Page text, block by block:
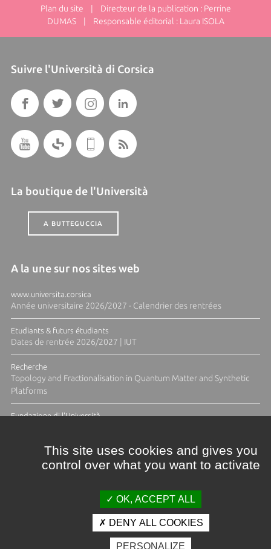
Plan du site | Directeur de la publication : Perrine
DUMAS | Responsable éditorial : Laura ISOLA
Suivre l'Università di Corsica
La boutique de l'Università
A BUTTEGUCCIA
A la une sur nos sites web
www.universita.corsica
Année universitaire 2026/2027 - Calendrier des rentrées
Etudiants & futurs étudiants
Dates de rentrée 2026/2027 | IUT
Recherche
Topology and Fractionalisation in Quantum Matter and Synthetic
Platforms
Fundazione di l'Università
Crédits et mentions légales
This site uses cookies and gives you
control over what you want to activate
OK, ACCEPT ALL
DENY ALL COOKIES
PERSONALIZE